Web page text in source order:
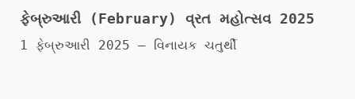
ફેબ્રુઆરી (February) વ્રત મહોત્સવ 2025
1 ફેબ્રુઆરી 2025 – વિનાયક ચતુર્થી